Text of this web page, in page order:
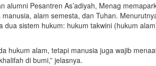
alumni Pesantren As’adiyah, Menag
alam semesta, dan Tuhan.
dua sistem hukum: hukum takwini (hukum
hukum alam, tetapi manusia juga wajib
di bumi,” jelasnya.